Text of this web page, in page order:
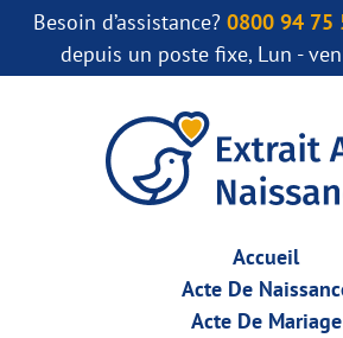
Besoin d’assistance? 0800 94 75
depuis un poste fixe, Lun -
Accueil
Acte De
Acte De Mariage